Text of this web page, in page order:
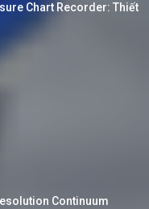
Chart Recorder: Thiết
Continuum